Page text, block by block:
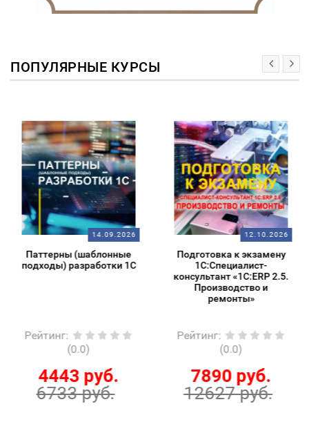
ПОПУЛЯРНЫЕ КУРСЫ
14.09.2026
Паттерны (шаблонные
подходы) разработки 1С
Рейтинг:
(0.0)
4443 руб.
6733 руб.
12.10.2026
Подготовка к экзамену
1С:Специалист-
консультант «1С:ERP 2.5.
Производство и
ремонты»
Рейтинг:
(0.0)
7890 руб.
12627 руб.